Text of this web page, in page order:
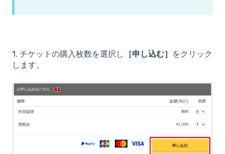
1. チケットの購入枚数を選択し ［申し込む］
をクリック
します。